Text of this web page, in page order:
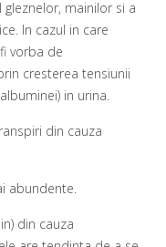
gleznelor, mainilor si a
In cazul in care
vorba de
cresterea tensiunii
in urina.
din cauza
abundente.
din cauza